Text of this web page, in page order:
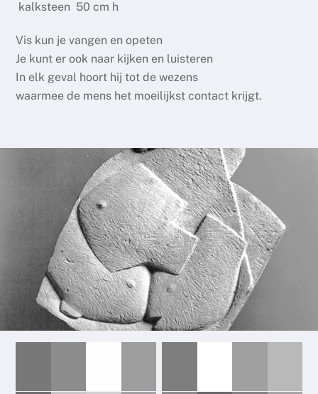
kalksteen 50 cm h
Vis kun je vangen en opeten
Je kunt er ook naar kijken en luisteren
In elk geval hoort hij tot de wezens
waarmee de mens het moeilijkst contact krijgt.